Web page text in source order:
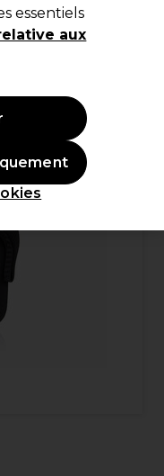
essentiels
aux